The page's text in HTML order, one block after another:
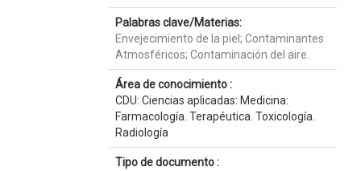
Palabras clave/Materias:
Envejecimiento de la piel; Contaminantes
Atmosféricos; Contaminación del aire.
Área de conocimiento :
CDU: Ciencias aplicadas: Medicina:
Farmacología. Terapéutica. Toxicología.
Radiología
Tipo de documento :